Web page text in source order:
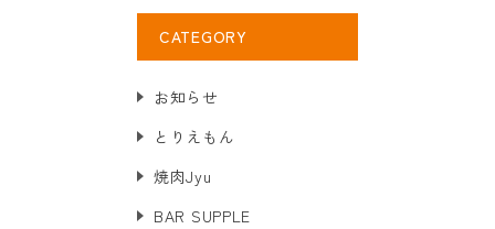
CATEGORY
お知らせ
とりえもん
焼肉Jyu
BAR SUPPLE